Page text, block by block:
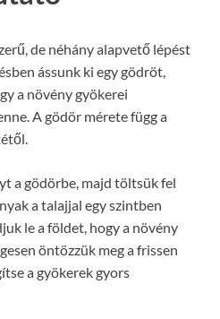
de néhány alapvető lépést
ássunk ki egy gödröt,
a növény gyökerei
A gödör mérete függ a
a gödörbe, majd töltsük fel
a talajjal egy szintben
le a földet, hogy a növény
öntözzük meg a frissen
a gyökerek gyors